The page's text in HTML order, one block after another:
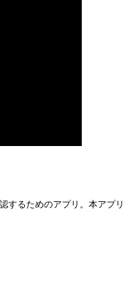
するためのアプリ。本アプリ